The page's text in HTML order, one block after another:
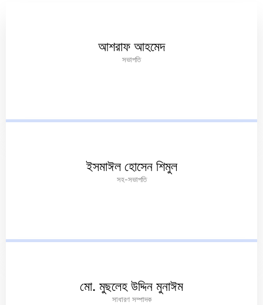
আশরাফ আহমেদ
সভাপতি
ইসমাঈল হোসেন শিমুল
সহ-সভাপতি
মো. মুছলেহ উদ্দিন মুনাঈম
সাধারণ সম্পাদক